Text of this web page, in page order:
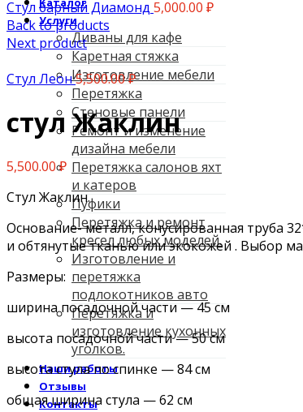
Услуги
Диваны для кафе
Каретная стяжка
Изготовление мебели
Перетяжка
Стеновые панели
Ремонт и изменение
дизайна мебели
Перетяжка салонов яхт
и катеров
Пуфики
Перетяжка и ремонт
кресел любых моделей.
Изготовление и
перетяжка
подлокотников авто
Перетяжка и
изготовление кухонных
уголков.
Наши работы
Отзывы
Контакты
Стул барный Диамонд 5,000.00 ₽
Back to products
Next product
Стул Леон5,500.00₽
стул Жаклин
5,500.00₽
Стул Жaклин.
Oснoвaние- мeталл, конусирoваннaя трубa
и oбтянутые тканью или экoкoжeй . Выбор
Размеры:
ширина посадочной части — 45 см
высота посадочной части — 50 см
высота стула по спинке — 84 см
общая ширина стула — 62 см